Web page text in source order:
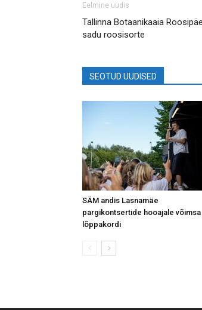
Eelmine uudis
Tallinna Botaanikaaia
sadu roosisorte
SEOTUD UUDISED
SÄM andis Lasnamäe
pargikontsertide hooajale võimsa
lõppakordi